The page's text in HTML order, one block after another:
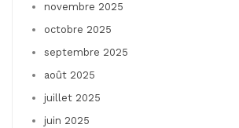
novembre 2025
octobre 2025
septembre 2025
août 2025
juillet 2025
juin 2025